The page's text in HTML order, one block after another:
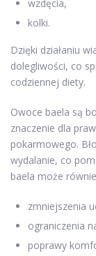
wzdęcia,
kolki.
Dzięki działaniu
dolegliwości, co
codziennej diety.
Owoce baela są
znaczenie dla
pokarmowego.
wydalanie, co
baela może
zmniejszenia
ograniczenia
poprawy